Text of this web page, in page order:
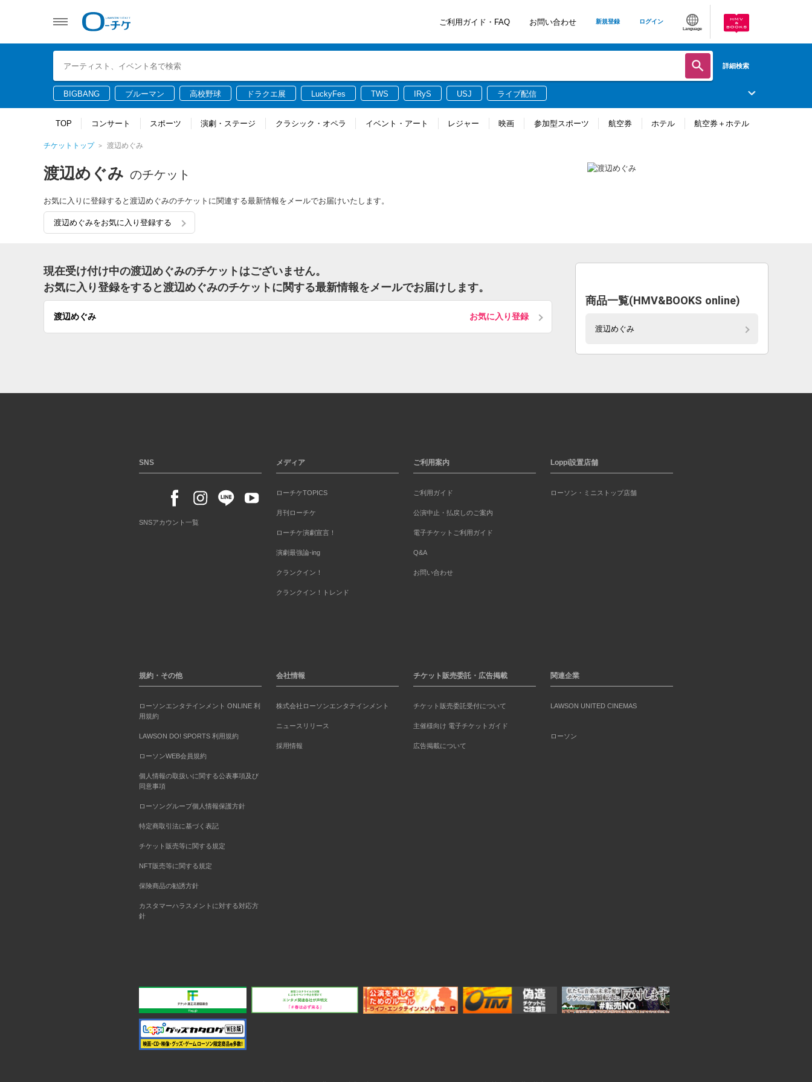
ご利用ガイド・FAQ お問い合わせ 新規登録 ログイン
Language
詳細検索
BIGBANG ブルーマン 高校野球 ドラクエ展 LuckyFes TWS IRyS USJ ライブ配信
TOP コンサート スポーツ 演劇・ステージ クラシック・オペラ イベント・アート レジャー 映画 参加型スポーツ 航空券 ホテル 航空券＋ホテル
チケットトップ 渡辺めぐみ
渡辺めぐみ のチケット
お気に入りに登録すると渡辺めぐみのチケットに関連する最新情報をメールでお届けいたします。
渡辺めぐみをお気に入り登録する
現在受け付け中の渡辺めぐみのチケットはございません。
お気に入り登録をすると渡辺めぐみのチケットに関する最新情報をメールでお届けします。
渡辺めぐみ お気に入り登録
商品一覧(HMV&BOOKS online)
渡辺めぐみ
SNS
SNSアカウント一覧
メディア
ローチケTOPICS
月刊ローチケ
ローチケ演劇宣言！
演劇最強論-ing
クランクイン！
クランクイン！トレンド
ご利用案内
ご利用ガイド
公演中止・払戻しのご案内
電子チケットご利用ガイド
Q&A
お問い合わせ
Loppi設置店舗
ローソン・ミニストップ店舗
規約・その他
ローソンエンタテインメント ONLINE 利
用規約
LAWSON DO! SPORTS 利用規約
ローソンWEB会員規約
個人情報の取扱いに関する公表事項及び
同意事項
ローソングループ個人情報保護方針
特定商取引法に基づく表記
チケット販売等に関する規定
NFT販売等に関する規定
保険商品の勧誘方針
カスタマーハラスメントに対する対応方
針
会社情報
株式会社ローソンエンタテインメント
ニュースリリース
採用情報
チケット販売委託・広告掲載
チケット販売委託受付について
主催様向け 電子チケットガイド
広告掲載について
関連企業
LAWSON UNITED CINEMAS
ローソン